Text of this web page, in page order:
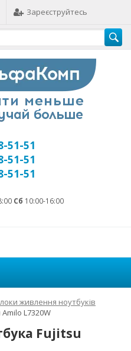
Зареєструйтесь
51-51
51-51
51-51
Сб 10:00-16:00
живлення ноутбуків
L7320W
Fujitsu